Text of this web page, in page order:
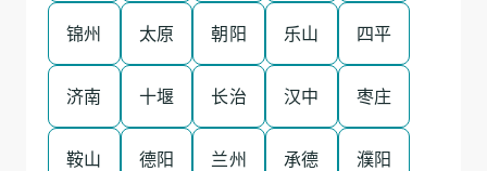
锦州 太原 朝阳 乐山 四平
济南 十堰 长治 汉中 枣庄
鞍山 德阳 兰州 承德 濮阳